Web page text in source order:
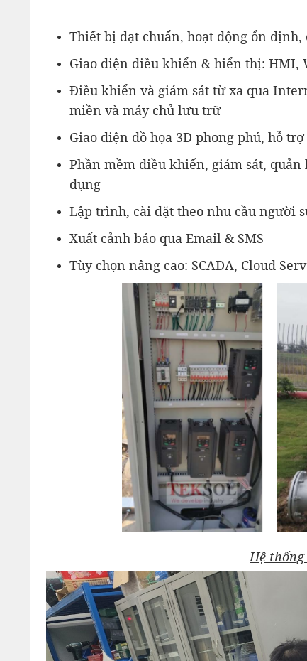
Thiết bị đạt chuẩn, hoạt động ổn
Giao diện điều khiển & hiển thị: HMI,
Điều khiển và giám sát từ xa qua
miền và máy chủ lưu trữ
Giao diện đồ họa 3D phong phú, hỗ
Phần mềm điều khiển, giám sát,
dụng
Lập trình, cài đặt theo nhu cầu người
Xuất cảnh báo qua Email & SMS
Tùy chọn nâng cao: SCADA, Cloud
Hệ